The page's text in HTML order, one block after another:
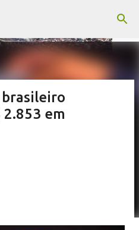
principal
em